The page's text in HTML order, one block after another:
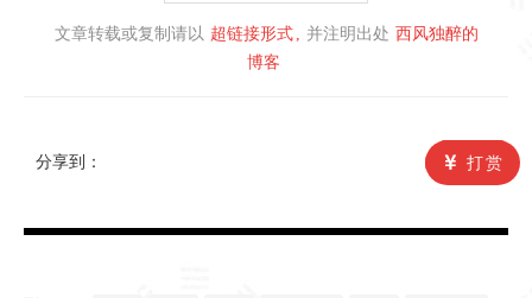
文章转载或复制请以 超链接形式 并注明出处 西风独醉的
博客
分享到： 打赏